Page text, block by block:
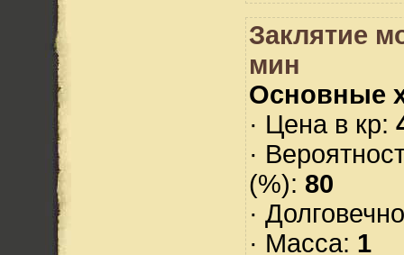
Заклятие
мин
Основные
· Цена в кр:
·
(%): 80
·
· Масса: 1